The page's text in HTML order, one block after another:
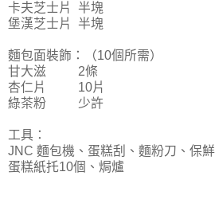
卡夫芝士片 半塊
堡漢芝士片 半塊
麵包面裝飾：（10個所需）
甘大滋 2條
杏仁片 10片
綠茶粉 少許
工具：
JNC 麵包機、蛋糕刮、麵粉刀、保
蛋糕紙托10個、焗爐